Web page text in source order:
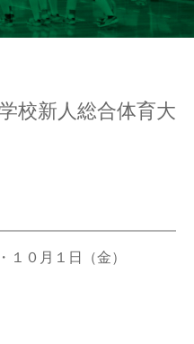
ソフト
ママさん
校新人総合体育大
１０月１日（金）